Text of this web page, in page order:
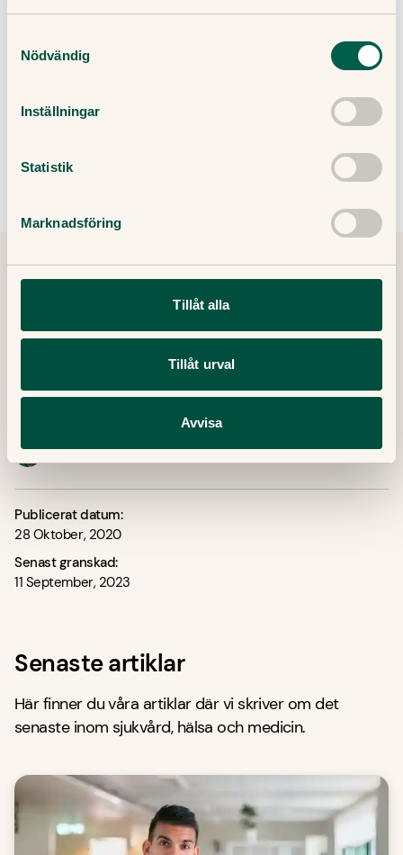
Nödvändig
Inställningar
Statistik
Marknadsföring
Tillåt alla
Tillåt urval
Avvisa
Smärta vid ägglossning
Tipsa och dela artikeln
Ewa Lundborg Medicinsk redaktör
Filip Saxena Leg läkare, specialist i allmänmedicin
Publicerat datum:
28 Oktober, 2020
Senast granskad:
11 September, 2023
Senaste artiklar
Här finner du våra artiklar där vi skriver om det
senaste inom sjukvård, hälsa och medicin.